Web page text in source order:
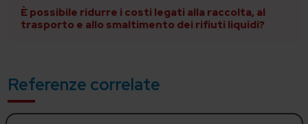
È possibile ridurre i costi legati alla raccolta, al
trasporto e allo smaltimento dei rifiuti liquidi?
Referenze correlate